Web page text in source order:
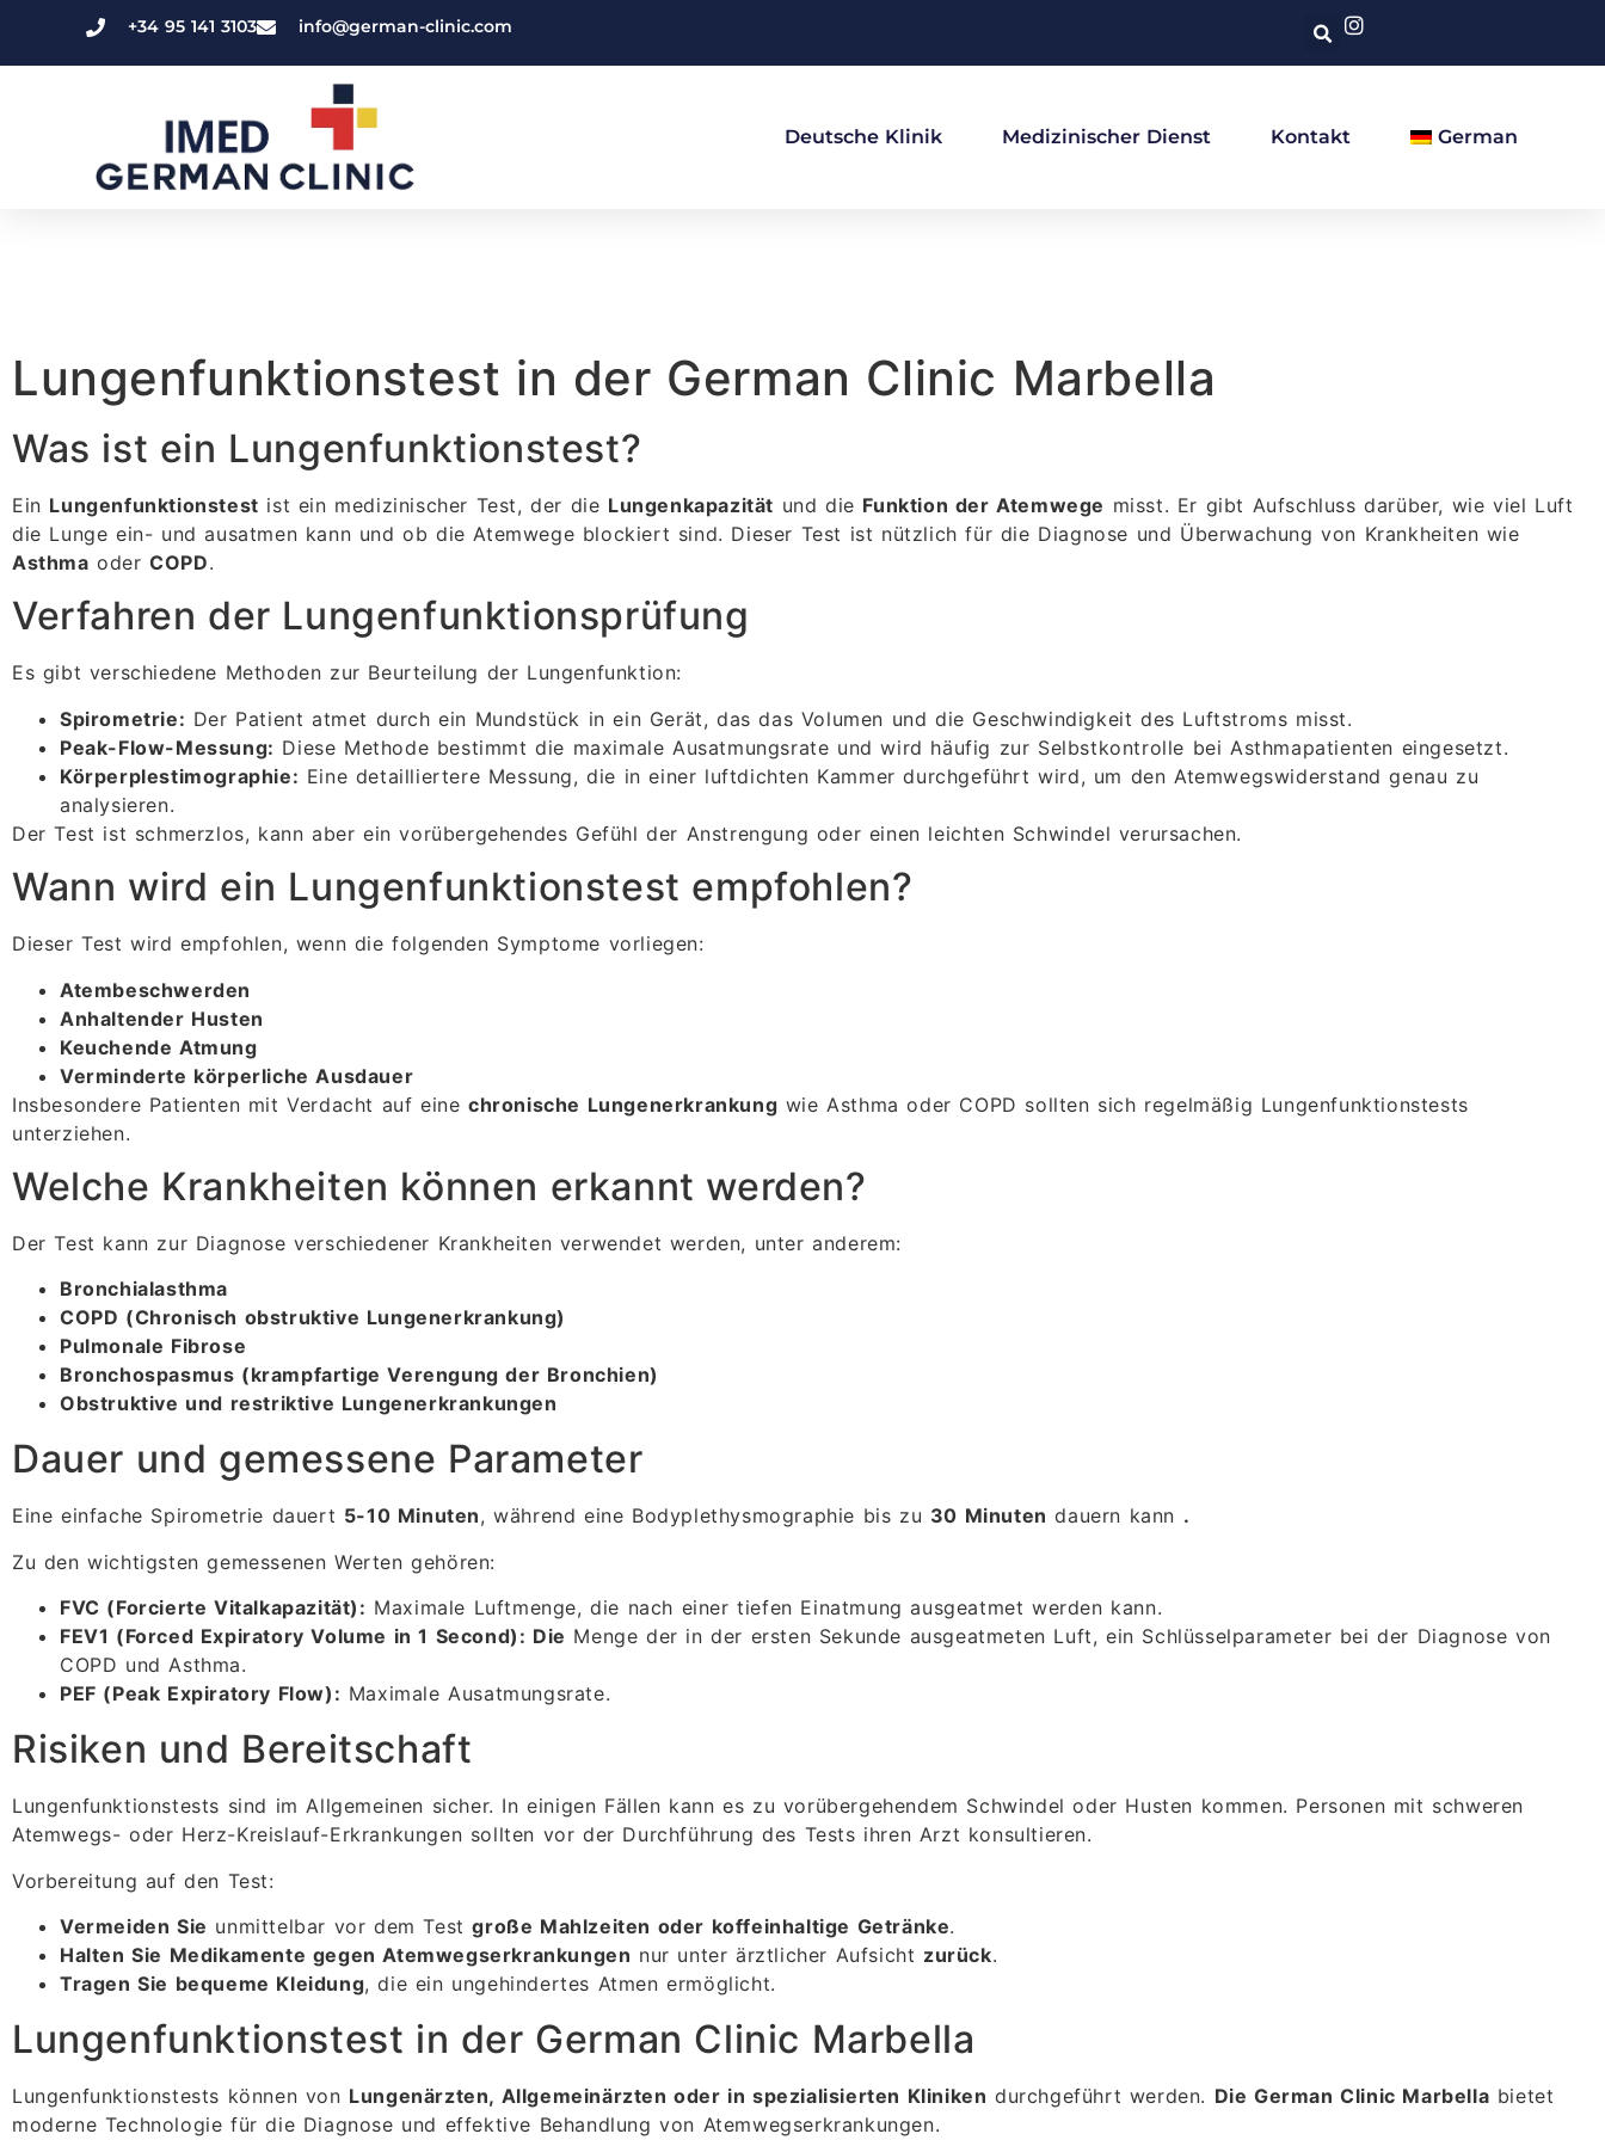
+34 95 141 3103 info@german-clinic.com
Deutsche Klinik Medizinischer Dienst Kontakt German
Lungenfunktionstest in der German Clinic Marbella
Was ist ein Lungenfunktionstest?
Ein Lungenfunktionstest ist ein medizinischer Test, der die Lungenkapazität und die Funktion der Atemwege misst. Er gibt Aufschluss darüber, wie viel Luft
die Lunge ein- und ausatmen kann und ob die Atemwege blockiert sind. Dieser Test ist nützlich für die Diagnose und Überwachung von Krankheiten wie
Asthma oderCOPD.
Verfahren der Lungenfunktionsprüfung
Es gibt verschiedene Methoden zur Beurteilung der Lungenfunktion:
Spirometrie: Der Patient atmet durch ein Mundstück in ein Gerät, das das Volumen und die Geschwindigkeit des Luftstroms misst.
Peak-Flow-Messung: Diese Methode bestimmt die maximale Ausatmungsrate und wird häufig zur Selbstkontrolle bei Asthmapatienten eingesetzt.
Körperplestimographie: Eine detailliertere Messung, die in einer luftdichten Kammer durchgeführt wird, um den Atemwegswiderstand genau zu
analysieren.
Der Test ist schmerzlos, kann aber ein vorübergehendes Gefühl der Anstrengung oder einen leichten Schwindel verursachen.
Wann wird ein Lungenfunktionstest empfohlen?
Dieser Test wird empfohlen, wenn die folgenden Symptome vorliegen:
Atembeschwerden
Anhaltender Husten
Keuchende Atmung
Verminderte körperliche Ausdauer
Insbesondere Patienten mit Verdacht auf eine chronische Lungenerkrankung wie Asthma oder COPD sollten sich regelmäßig Lungenfunktionstests
unterziehen.
Welche Krankheiten können erkannt werden?
Der Test kann zur Diagnose verschiedener Krankheiten verwendet werden, unter anderem:
Bronchialasthma
COPD (Chronisch obstruktive Lungenerkrankung)
Pulmonale Fibrose
Bronchospasmus (krampfartige Verengung der Bronchien)
Obstruktive und restriktive Lungenerkrankungen
Dauer und gemessene Parameter
Eine einfache Spirometrie dauert 5-10 Minuten, während eine Bodyplethysmographie bis zu 30 Minuten dauern kann .
Zu den wichtigsten gemessenen Werten gehören:
FVC (Forcierte Vitalkapazität): Maximale Luftmenge, die nach einer tiefen Einatmung ausgeatmet werden kann.
FEV1 (Forced Expiratory Volume in 1 Second): Die Menge der in der ersten Sekunde ausgeatmeten Luft, ein Schlüsselparameter bei der Diagnose von
COPD und Asthma.
PEF (Peak Expiratory Flow): Maximale Ausatmungsrate.
Risiken und Bereitschaft
Lungenfunktionstests sind im Allgemeinen sicher. In einigen Fällen kann es zu vorübergehendem Schwindel oder Husten kommen. Personen mit schweren
Atemwegs- oder Herz-Kreislauf-Erkrankungen sollten vor der Durchführung des Tests ihren Arzt konsultieren.
Vorbereitung auf den Test:
Vermeiden Sie unmittelbar vor dem Testgroße Mahlzeiten oder koffeinhaltige Getränke.
Halten Sie Medikamente gegen Atemwegserkrankungen nur unter ärztlicher Aufsicht zurück.
Tragen Sie bequeme Kleidung, die ein ungehindertes Atmen ermöglicht.
Lungenfunktionstest in der German Clinic Marbella
Lungenfunktionstests können von Lungenärzten, Allgemeinärzten oder in spezialisierten Kliniken durchgeführt werden. Die German Clinic Marbella bietet
moderne Technologie für die Diagnose und effektive Behandlung von Atemwegserkrankungen.